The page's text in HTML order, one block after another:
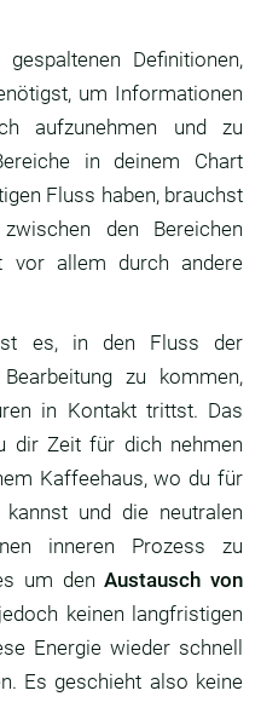
Definitionen,
um Informationen
aufzunehmen und zu
in deinem Chart
Fluss haben, brauchst
den Bereichen
vor allem durch andere
es, in den Fluss der
zu kommen,
in Kontakt trittst. Das
dir Zeit für dich nehmen
Kaffeehaus, wo du für
und die neutralen
inneren Prozess zu
um denAustausch von
keinen langfristigen
Energie wieder schnell
Es geschieht also keine